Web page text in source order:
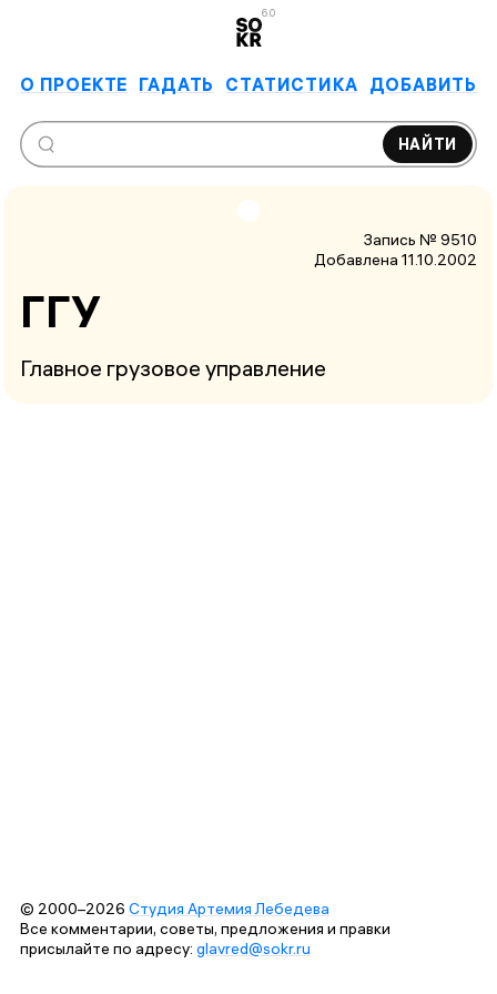
6.0
О ПРОЕКТЕ ГАДАТЬ СТАТИСТИКА ДОБАВИТЬ
НАЙТИ
Запись № 9510
Добавлена 11.10.2002
ГГУ
Главное грузовое управление
© 2000–2026 Студия Артемия Лебедева
Все комментарии, советы, предложения и правки
присылайте по адресу: glavred@sokr.ru